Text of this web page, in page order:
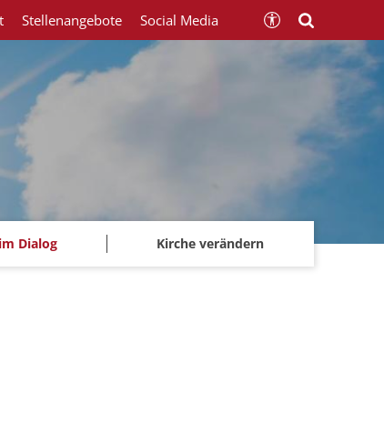
Dialog Kirche verändern
Stellenangebote Social Media